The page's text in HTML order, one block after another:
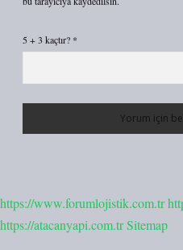
5 + 3 kaçtır? *
https://www.forumlojistik.com.tr
https://atacanyapi.com.trSitemap